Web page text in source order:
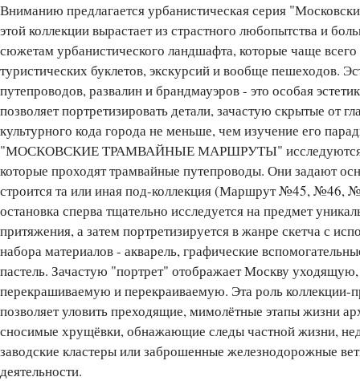
Вниманию предлагается урбанистическая серия
этой коллекции вырастает из страстного любопытства и
сюжетам урбанистического ландшафта, которые чаще
туристических буклетов, экскурсий и вообще пешеходов.
путепроводов, развалин и брандмауэров - это особая
позволяет портретизировать детали, зачастую скрытые от
культурного кода города не меньше, чем изучение его
"МОСКОВСКИЕ ТРАМВАЙНЫЕ МАРШРУТЫ" исследуются
которые проходят трамвайные путепроводы. Они задают
строится та или иная под-коллекция (Маршрут №45, №46,
остановка сперва тщательно исследуется на предмет
притяжения, а затем портретизируется в жанре скетча с
набора материалов - акварель, графические
пастель. Зачастую "портрет" отображает Москву
перекрашиваемую и перекраиваемую. Эта роль коллекции-
позволяет уловить преходящие, мимолётные этапы жизни
сносимые хрущёвки, обнажающие следы частной жизни,
заводские кластеры или заброшенные железнодорожные
деятельности.